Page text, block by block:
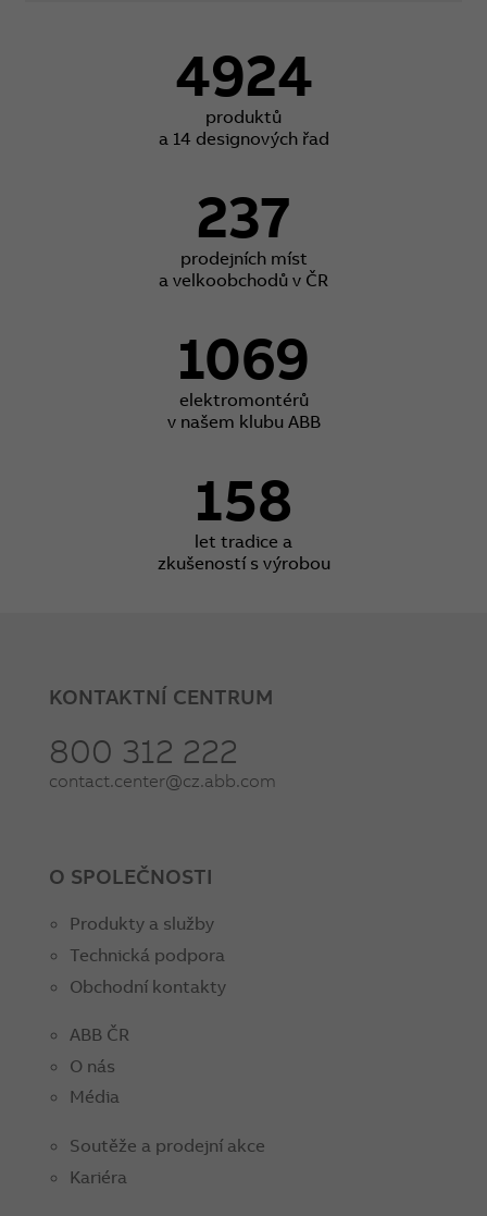
4924
produktů
a 14 designových řad
237
prodejních míst
a velkoobchodů v ČR
1069
elektromontérů
v našem klubu ABB
158
let tradice a
zkušeností s výrobou
KONTAKTNÍ CENTRUM
800 312 222
contact.center@cz.abb.com
O SPOLEČNOSTI
Produkty a služby
Technická podpora
Obchodní kontakty
ABB ČR
O nás
Média
Soutěže a prodejní akce
Kariéra